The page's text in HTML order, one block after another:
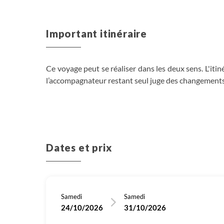
Important itinéraire
Ce voyage peut se réaliser dans les deux sens.
l’accompagnateur restant seul juge des
Dates et prix
Samedi
24/10/2026
Samedi
31/10/2026